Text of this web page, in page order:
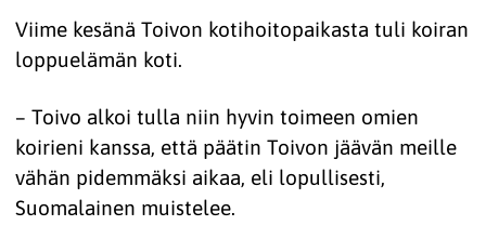
Viime kesänä Toivon kotihoitopaikasta tuli koiran
loppuelämän koti.
– Toivo alkoi tulla niin hyvin toimeen omien
koirieni kanssa, että päätin Toivon jäävän meille
vähän pidemmäksi aikaa, eli lopullisesti,
Suomalainen muistelee.